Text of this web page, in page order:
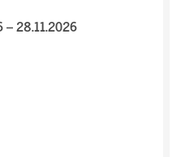
– 28.11.2026